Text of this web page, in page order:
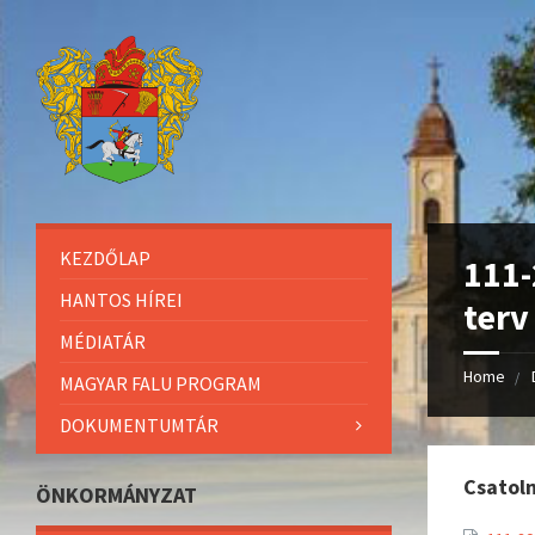
terv
Home
KEZDŐLAP
HANTOS HÍREI
MÉDIATÁR
MAGYAR FALU PROGRAM
DOKUMENTUMTÁR
ÖNKORMÁNYZAT